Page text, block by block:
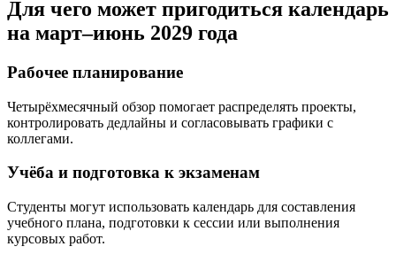
Для чего может пригодиться календарь
на март–июнь 2029 года
Рабочее планирование
Четырёхмесячный обзор помогает распределять проекты,
контролировать дедлайны и согласовывать графики с
коллегами.
Учёба и подготовка к экзаменам
Студенты могут использовать календарь для составления
учебного плана, подготовки к сессии или выполнения
курсовых работ.